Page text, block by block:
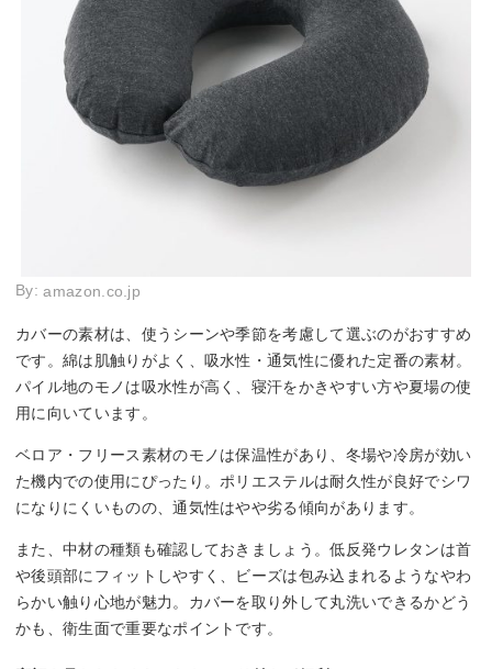
By:amazon.co.jp
カバーの素材は、使うシーンや季節を考慮して選ぶのがおすすめ
です。綿は肌触りがよく、吸水性・通気性に優れた定番の素材。
パイル地のモノは吸水性が高く、寝汗をかきやすい方や夏場の使
用に向いています。
ベロア・フリース素材のモノは保温性があり、冬場や冷房が効い
た機内での使用にぴったり。ポリエステルは耐久性が良好でシワ
になりにくいものの、通気性はやや劣る傾向があります。
また、中材の種類も確認しておきましょう。低反発ウレタンは首
や後頭部にフィットしやすく、ビーズは包み込まれるようなやわ
らかい触り心地が魅力。カバーを取り外して丸洗いできるかどう
かも、衛生面で重要なポイントです。